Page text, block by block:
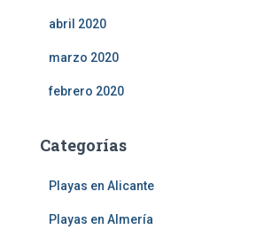
abril 2020
marzo 2020
febrero 2020
Categorías
Playas en Alicante
Playas en Almería